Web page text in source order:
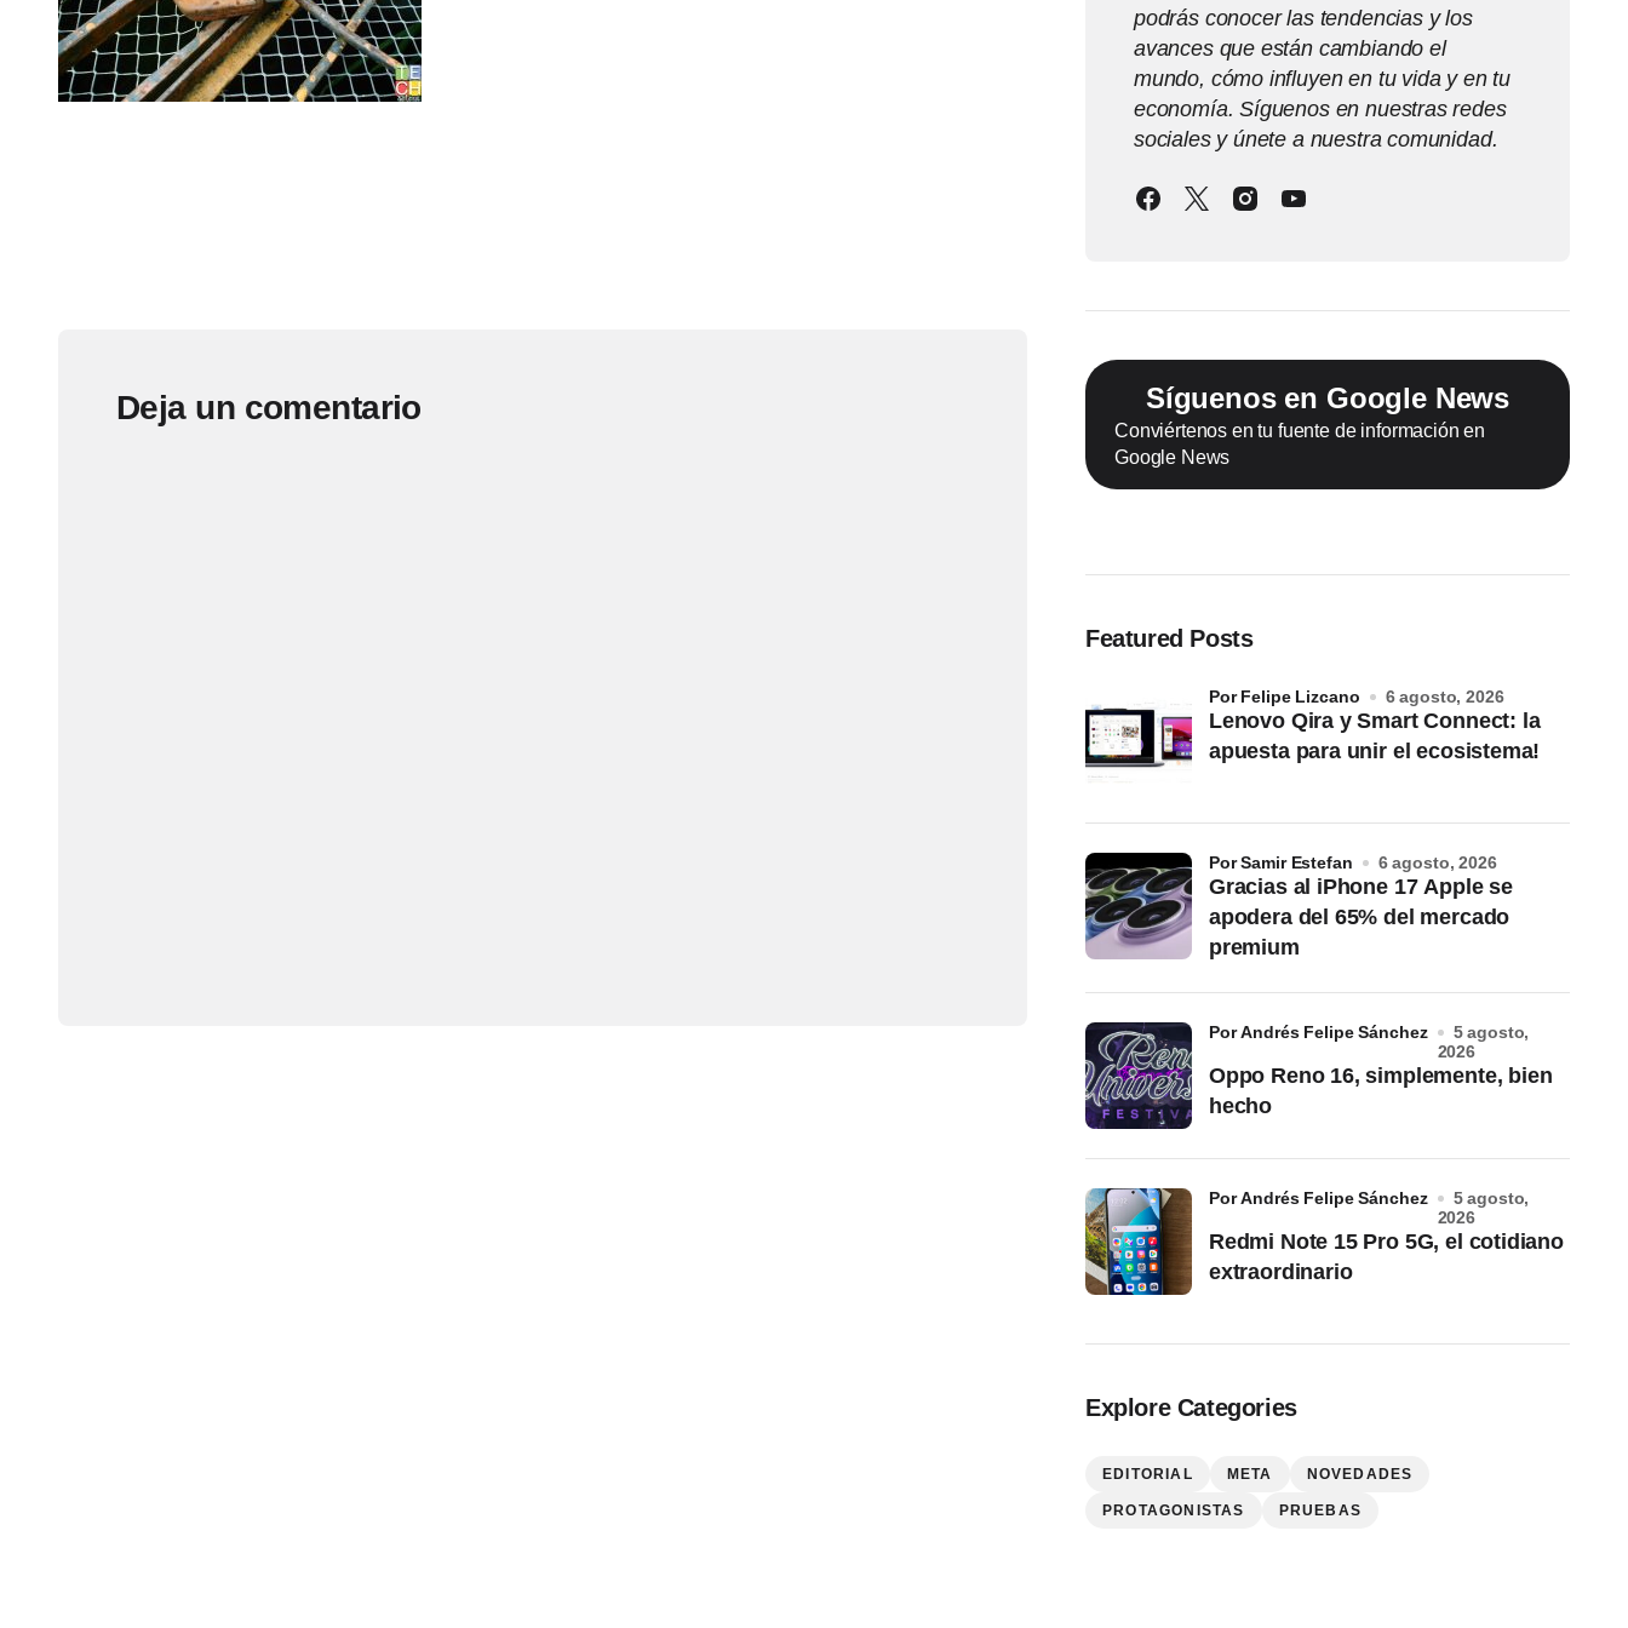
Deja un comentario
podrás conocer las tendencias y los
avances que están cambiando el
mundo, cómo influyen en tu vida y en tu
economía. Síguenos en nuestras redes
sociales y únete a nuestra comunidad.
Síguenos en Google News
Conviértenos en tu fuente de información en
Google News
Featured Posts
Lenovo Qira y Smart Connect: la
apuesta para unir el ecosistema!
por Felipe Lizcano 6 agosto, 2026
Gracias al iPhone 17 Apple se
apodera del 65% del mercado
premium
por Samir Estefan 6 agosto, 2026
Oppo Reno 16, simplemente, bien
hecho
por Andrés Felipe Sánchez
5 agosto,
2026
Redmi Note 15 Pro 5G, el cotidiano
extraordinario
por Andrés Felipe Sánchez
5 agosto,
2026
Explore Categories
EDITORIAL META NOVEDADES
PROTAGONISTAS PRUEBAS